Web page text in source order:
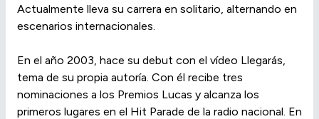
Actualmente lleva su carrera en solitario, alternando en
escenarios internacionales.
En el año 2003, hace su debut con el vídeo Llegarás,
tema de su propia autoría. Con él recibe tres
nominaciones a los Premios Lucas y alcanza los
primeros lugares en el Hit Parade de la radio nacional. En